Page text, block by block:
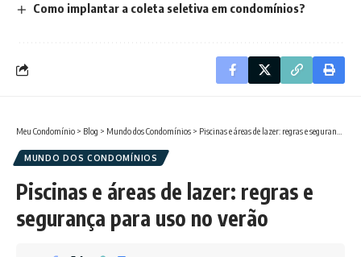
Como implantar a coleta seletiva em condomínios?
Meu Condomínio > Blog > Mundo dos Condomínios > Piscinas e áreas de lazer: regras e segurança para uso no verão
MUNDO DOS CONDOMÍNIOS
Piscinas e áreas de lazer: regras e
segurança para uso no verão